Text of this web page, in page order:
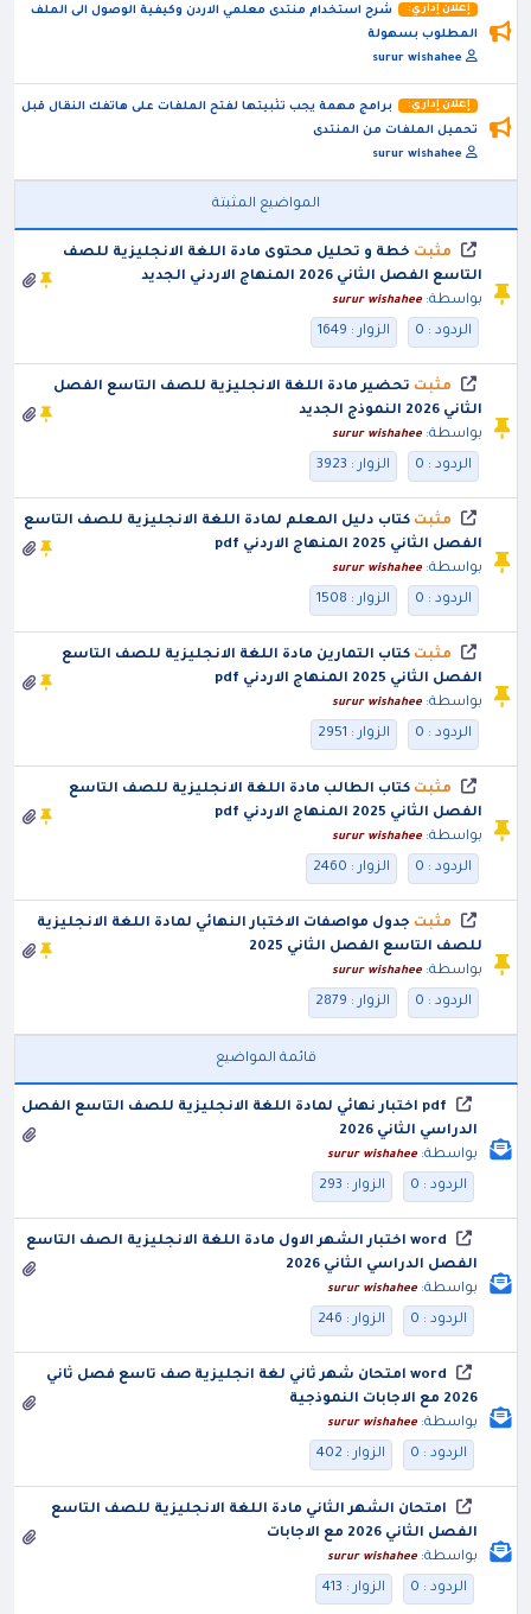
إعلان إداري:
شرح استخدام منتدى معلمي الاردن وكيفية الوصول الى الملف
المطلوب بسهولة
surur wishahee
إعلان إداري:
برامج مهمة يجب تثبيتها لفتح الملفات على هاتفك النقال قبل
تحميل الملفات من المنتدى
surur wishahee
المواضيع المثبتة
مثبت خطة و تحليل محتوى مادة اللغة الانجليزية للصف
التاسع الفصل الثاني 2026 المنهاج الاردني الجديد
بواسطة:surur wishahee
الردود : 0 الزوار : 1649
مثبت تحضير مادة اللغة الانجليزية للصف التاسع الفصل
الثاني 2026 النموذج الجديد
بواسطة:surur wishahee
الردود : 0 الزوار : 3923
مثبت كتاب دليل المعلم لمادة اللغة الانجليزية للصف التاسع
الفصل الثاني 2025 المنهاج الاردني pdf
بواسطة:surur wishahee
الردود : 0 الزوار : 1508
مثبت كتاب التمارين مادة اللغة الانجليزية للصف التاسع
الفصل الثاني 2025 المنهاج الاردني pdf
بواسطة:surur wishahee
الردود : 0 الزوار : 2951
مثبت كتاب الطالب مادة اللغة الانجليزية للصف التاسع
الفصل الثاني 2025 المنهاج الاردني pdf
بواسطة:surur wishahee
الردود : 0 الزوار : 2460
مثبت جدول مواصفات الاختبار النهائي لمادة اللغة الانجليزية
للصف التاسع الفصل الثاني 2025
بواسطة:surur wishahee
الردود : 0 الزوار : 2879
قائمة المواضيع
pdf اختبار نهائي لمادة اللغة الانجليزية للصف التاسع الفصل
الدراسي الثاني 2026
بواسطة:surur wishahee
الردود : 0 الزوار : 293
word اختبار الشهر الاول مادة اللغة الانجليزية الصف التاسع
الفصل الدراسي الثاني 2026
بواسطة:surur wishahee
الردود : 0 الزوار : 246
word امتحان شهر ثاني لغة انجليزية صف تاسع فصل ثاني
2026 مع الاجابات النموذجية
بواسطة:surur wishahee
الردود : 0 الزوار : 402
امتحان الشهر الثاني مادة اللغة الانجليزية للصف التاسع
الفصل الثاني 2026 مع الاجابات
بواسطة:surur wishahee
الردود : 0 الزوار : 413